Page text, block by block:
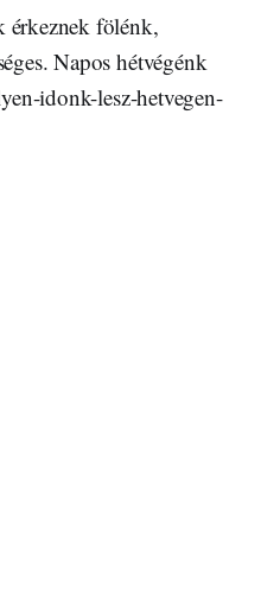
érkeznek fölénk,
Napos hétvégénk
idonk-lesz-hetvegen-